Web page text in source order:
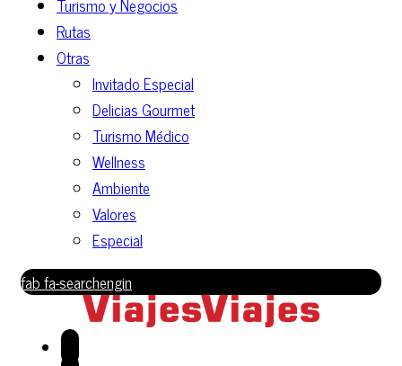
Rutas
Otras
Invitado Especial
Delicias Gourmet
Turismo Médico
Wellness
Ambiente
Valores
Especial
fab fa-searchengin